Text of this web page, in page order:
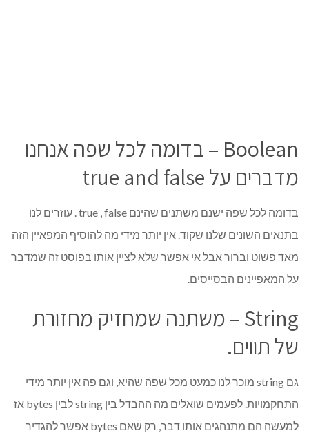
Boolean – בדומה לכל שפה אנחנו
מדברים על true and false
בדומה לכל שפה ישנם משתנים שהינם true , false . עוזרים לנו
בתנאים השונים שלנו שקוד. אין יותר מידי מה להוסיף המפאיין הזה
מאד פשוט וברור אבל אי אפשר שלא לציין אותו בפוסט זה שמדבר
על המאפיינים הבסייסים.
String – משתנה שמחזיק מחזורת
של תווים.
גם string מוכר לנו כמעט מכל שפה שהיא, וגם פה אין יותר מידי
התחקמויות. לפעמים שואלים מה ההבדל בין string לבין bytes אז
למעשה הם מתנהגים אותו דבר, רק שאם bytes אפשר להגדיר